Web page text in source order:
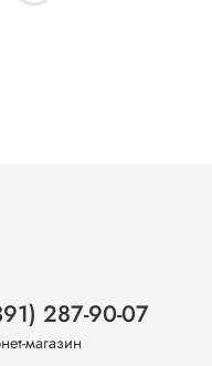
287-90-07
магазин